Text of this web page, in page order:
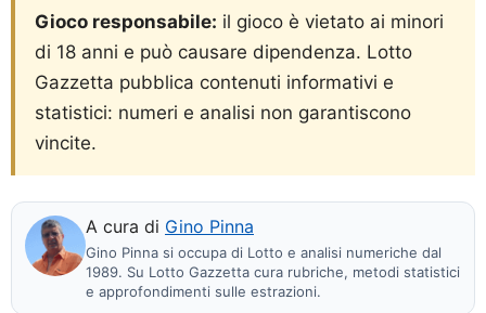
Gioco responsabile: il gioco è vietato ai minori
di 18 anni e può causare dipendenza. Lotto
Gazzetta pubblica contenuti informativi e
statistici: numeri e analisi non garantiscono
vincite.
A cura di Gino Pinna
Gino Pinna si occupa di Lotto e analisi numeriche dal
1989. Su Lotto Gazzetta cura rubriche, metodi statistici
e approfondimenti sulle estrazioni.